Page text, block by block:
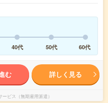
40代 50代 60代
む 詳しく見る
ビス（無期雇用派遣）